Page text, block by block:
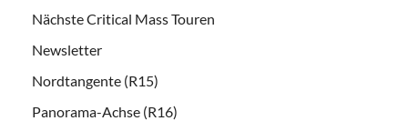
Nächste Critical Mass Touren
Newsletter
Nordtangente (R15)
Panorama-Achse (R16)